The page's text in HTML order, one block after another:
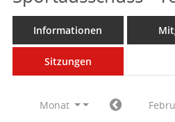
Informationen
Sitzungen
Monat